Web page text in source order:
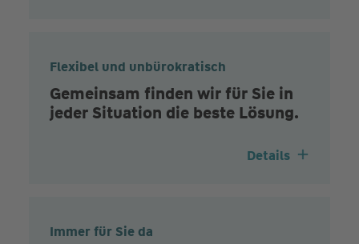
Flexibel und unbürokratisch
Gemeinsam finden wir für Sie in
jeder Situation die beste Lösung.
Details
Immer für Sie da